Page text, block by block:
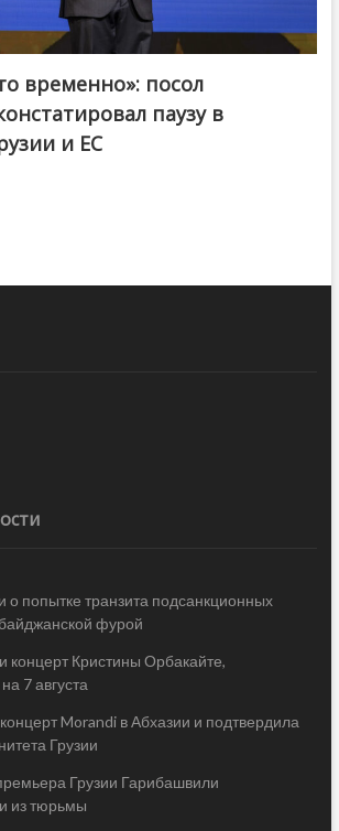
временно»: посол
паузу в
и ЕС
о попытке транзита подсанкционных
фурой
концерт Кристины Орбакайте,
7 августа
Morandi в Абхазии и подтвердила
Грузии
Грузии Гарибашвили
из тюрьмы